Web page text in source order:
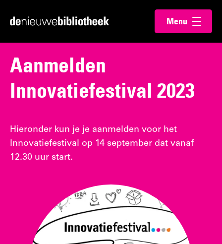
direct
content
direct
footer
Ga
homepagina
Menu
openen
Aanmelden
Innovatiefestival 2023
Hieronder kun je je aanmelden voor het
Innovatiefestival op 14 september dat vanaf
12.30 uur start.